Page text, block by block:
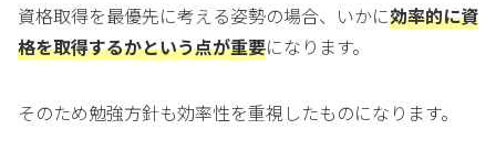
資格取得を最優先に考える姿勢の場合、いかに効率的に資
格を取得するかという点が重要になります。
そのため勉強方針も効率性を重視したものになります。